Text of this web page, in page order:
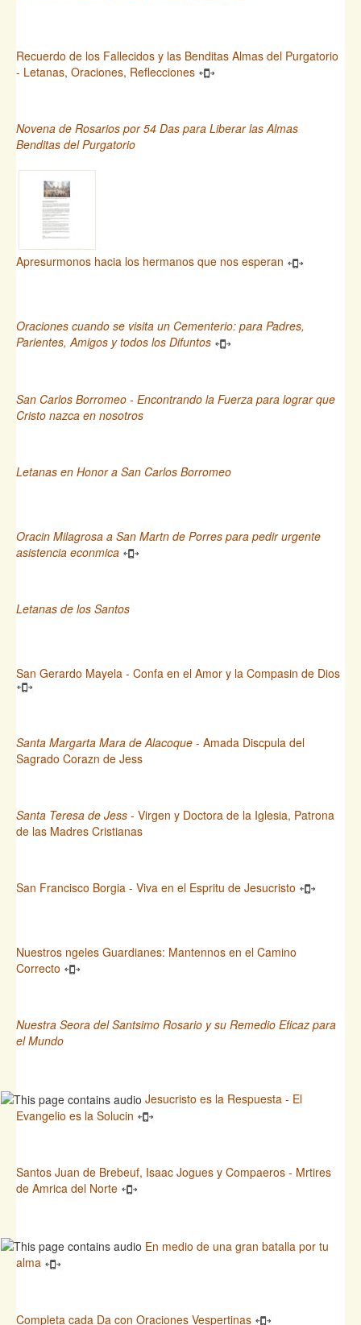
Recuerdo de los Fallecidos y las Benditas Almas del Purgatorio
- Letanas, Oraciones, Reflecciones
Novena de Rosarios por 54 Das para Liberar las Almas
Benditas del Purgatorio
Apresurmonos hacia los hermanos que nos esperan
Oraciones cuando se visita un Cementerio: para Padres,
Parientes, Amigos y todos los Difuntos
San Carlos Borromeo - Encontrando la Fuerza para lograr que
Cristo nazca en nosotros
Letanas en Honor a San Carlos Borromeo
Oracin Milagrosa a San Martn de Porres para pedir urgente
asistencia econmica
Letanas de los Santos
San Gerardo Mayela - Confa en el Amor y la Compasin de Dios
Santa Margarta Mara de Alacoque - Amada Discpula del
Sagrado Corazn de Jess
Santa Teresa de Jess - Virgen y Doctora de la Iglesia, Patrona
de las Madres Cristianas
San Francisco Borgia - Viva en el Espritu de Jesucristo
Nuestros ngeles Guardianes: Mantennos en el Camino
Correcto
Nuestra Seora del Santsimo Rosario y su Remedio Eficaz para
el Mundo
Jesucristo es la Respuesta - El
Evangelio es la Solucin
Santos Juan de Brebeuf, Isaac Jogues y Compaeros - Mrtires
de Amrica del Norte
En medio de una gran batalla por tu
alma
Completa cada Da con Oraciones Vespertinas